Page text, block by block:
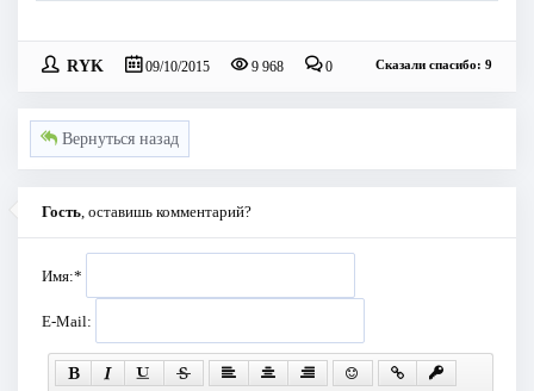
RYK 09/10/2015 9 968 0 Сказали спасибо: 9
Вернуться назад
Гость, оставишь комментарий?
Имя:*
E-Mail: